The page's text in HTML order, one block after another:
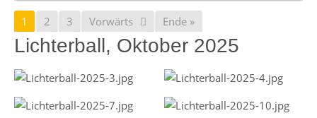
1 2 3 Vorwärts Ende »
Lichterball, Oktober 2025